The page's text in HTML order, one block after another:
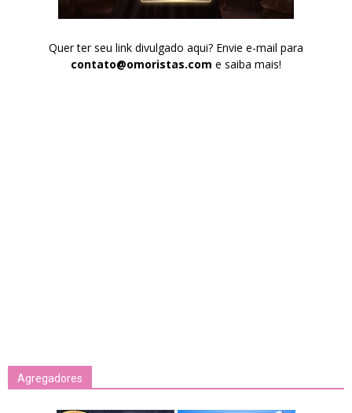
Quer ter seu link divulgado aqui? Envie e-mail para
contato@omoristas.com e saiba mais!
Agregadores